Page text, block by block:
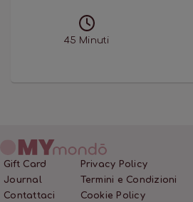
45 Minuti
Gift Card
Journal
Contattaci
Privacy Policy
Termini e Condizioni
Cookie Policy